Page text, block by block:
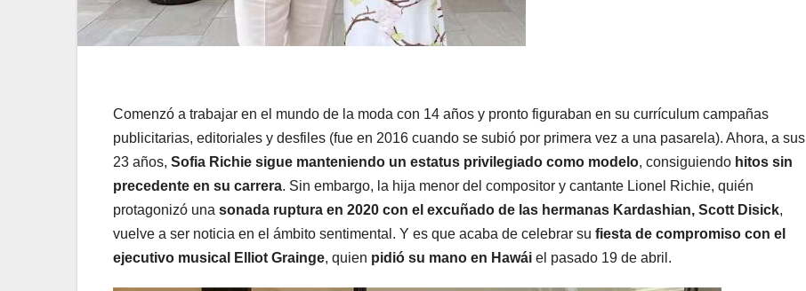
Comenzó a trabajar en el mundo de la moda con 14 años y pronto figuraban en su currículum campañas
publicitarias, editoriales y desfiles (fue en 2016 cuando se subió por primera vez a una pasarela). Ahora, a sus
23 años, Sofia Richie sigue manteniendo un estatus privilegiado como modelo, consiguiendo hitos sin
precedente en su carrera. Sin embargo, la hija menor del compositor y cantante Lionel Richie, quién
protagonizó una sonada ruptura en 2020 con el excuñado de las hermanas Kardashian, Scott Disick,
vuelve a ser noticia en el ámbito sentimental. Y es que acaba de celebrar su fiesta de compromiso con el
ejecutivo musical Elliot Grainge, quien pidió su mano en Hawái el pasado 19 de abril.